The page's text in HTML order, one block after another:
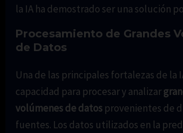
la IA ha demostrado ser una solución
Procesamiento de Grandes
de Datos
Una de las principales fortalezas de la
capacidad para procesar y analizar
volúmenes de datos provenientes de
fuentes. Los datos utilizados en la